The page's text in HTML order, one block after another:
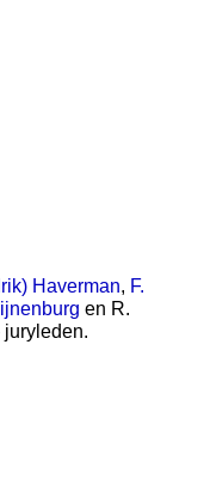
Haverman, F.
en R.
juryleden.